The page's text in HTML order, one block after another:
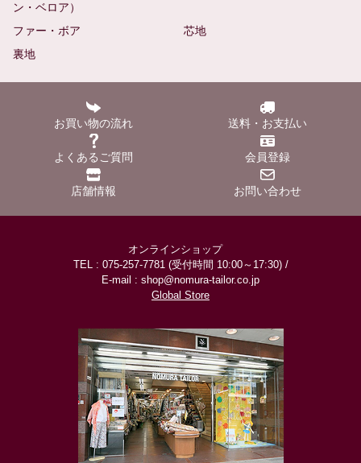
ン・ベロア）
ファー・ボア
芯地
裏地
お買い物の流れ 送料・お支払い
よくあるご質問 会員登録
店舗情報 お問い合わせ
オンラインショップ
TEL : 075-257-7781 (受付時間 10:00～17:30) /
E-mail : shop@nomura-tailor.co.jp
Global Store